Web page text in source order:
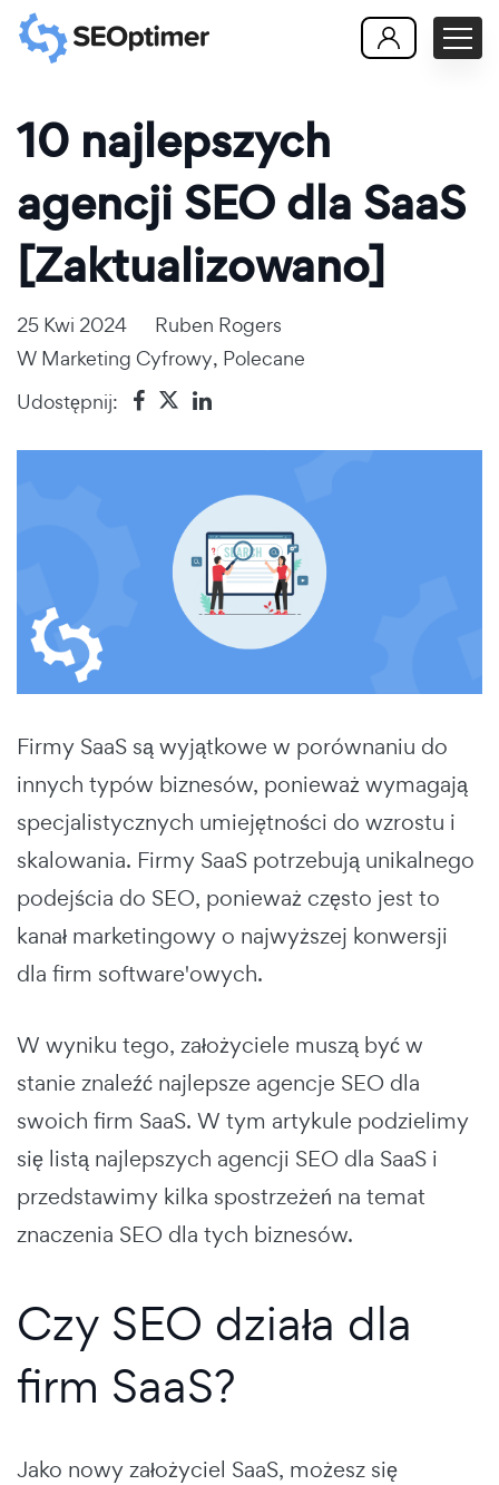
10 najlepszych
agencji SEO dla SaaS
[Zaktualizowano]
25 Kwi 2024
Ruben Rogers
W Marketing Cyfrowy, Polecane
Udostępnij:
Firmy SaaS są wyjątkowe w porównaniu do
innych typów biznesów, ponieważ wymagają
specjalistycznych umiejętności do wzrostu i
skalowania. Firmy SaaS potrzebują unikalnego
podejścia do SEO, ponieważ często jest to
kanał marketingowy o najwyższej konwersji
dla firm software'owych.
W wyniku tego, założyciele muszą być w
stanie znaleźć najlepsze agencje SEO dla
swoich firm SaaS. W tym artykule podzielimy
się listą najlepszych agencji SEO dla SaaS i
przedstawimy kilka spostrzeżeń na temat
znaczenia SEO dla tych biznesów.
Czy SEO działa dla
firm SaaS?
Jako nowy założyciel SaaS, możesz się